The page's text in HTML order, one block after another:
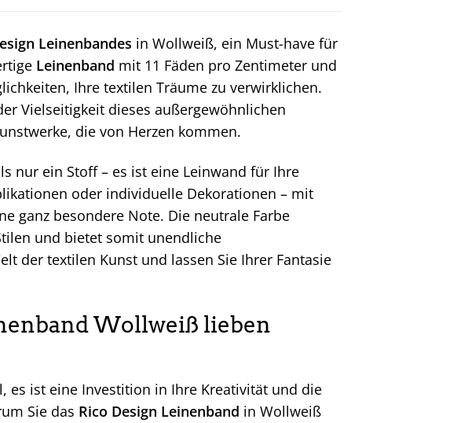
Leinenbandes in Wollweiß, ein Must-have für
Leinenband mit 11 Fäden pro Zentimeter und
Ihre textilen Träume zu verwirklichen.
Vielseitigkeit dieses außergewöhnlichen
die von Herzen kommen.
nur ein Stoff – es ist eine Leinwand für Ihre
oder individuelle Dekorationen – mit
ganz besondere Note. Die neutrale Farbe
und bietet somit unendliche
der textilen Kunst und lassen Sie Ihrer Fantasie
Wollweiß lieben
es ist eine Investition in Ihre Kreativität und die
Sie das Rico Design Leinenband in Wollweiß